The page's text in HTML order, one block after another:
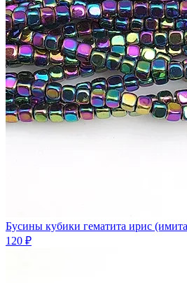
Бусины кубики гематита ирис
120 ₽